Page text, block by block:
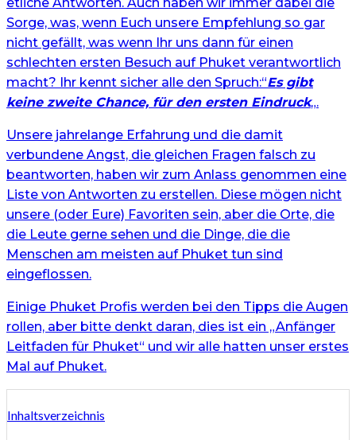
Sorge, was, wenn Euch unsere Empfehlung so gar
nicht gefällt, was wenn Ihr uns dann für einen
schlechten ersten Besuch auf Phuket verantwortlich
macht? Ihr kennt sicher alle den Spruch:“Es gibt
keine zweite Chance, für den ersten Eindruck„.
Unsere jahrelange Erfahrung und die damit
verbundene Angst, die gleichen Fragen falsch zu
beantworten, haben wir zum Anlass genommen eine
Liste von Antworten zu erstellen. Diese mögen nicht
unsere (oder Eure) Favoriten sein, aber die Orte, die
die Leute gerne sehen und die Dinge, die die
Menschen am meisten auf Phuket tun sind
eingeflossen.
Einige Phuket Profis werden bei den Tipps die Augen
rollen, aber bitte denkt daran, dies ist ein „Anfänger
Leitfaden für Phuket“ und wir alle hatten unser erstes
Mal auf Phuket.
Inhaltsverzeichnis